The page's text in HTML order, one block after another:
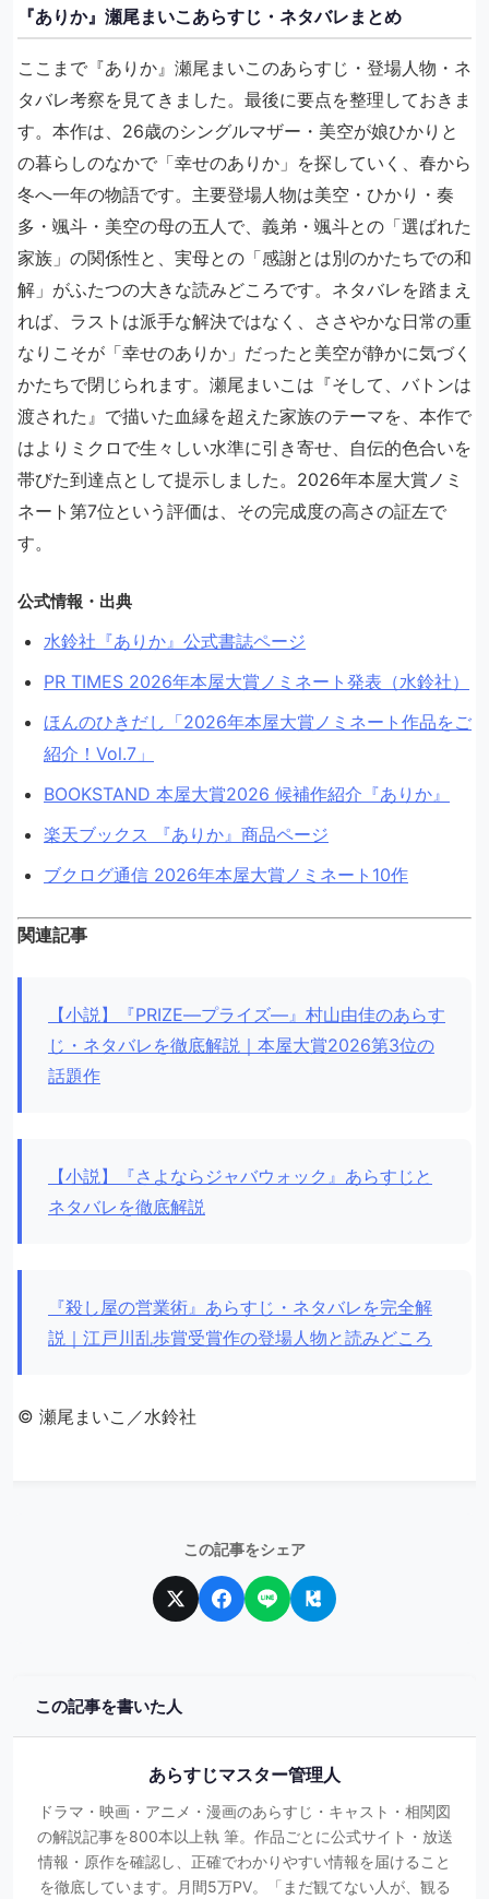
『ありか』瀬尾まいこあらすじ・ネタバレまとめ
ここまで『ありか』瀬尾まいこのあらすじ・登場人物・ネ
タバレ考察を見てきました。最後に要点を整理しておきま
す。本作は、26歳のシングルマザー・美空が娘ひかりと
の暮らしのなかで「幸せのありか」を探していく、春から
冬へ一年の物語です。主要登場人物は美空・ひかり・奏
多・颯斗・美空の母の五人で、義弟・颯斗との「選ばれた
家族」の関係性と、実母との「感謝とは別のかたちでの和
解」がふたつの大きな読みどころです。ネタバレを踏まえ
れば、ラストは派手な解決ではなく、ささやかな日常の重
なりこそが「幸せのありか」だったと美空が静かに気づく
かたちで閉じられます。瀬尾まいこは『そして、バトンは
渡された』で描いた血縁を超えた家族のテーマを、本作で
はよりミクロで生々しい水準に引き寄せ、自伝的色合いを
帯びた到達点として提示しました。2026年本屋大賞ノミ
ネート第7位という評価は、その完成度の高さの証左で
す。
公式情報・出典
水鈴社『ありか』公式書誌ページ
PR TIMES 2026年本屋大賞ノミネート発表（水鈴社）
ほんのひきだし「2026年本屋大賞ノミネート作品をご
紹介！Vol.7」
BOOKSTAND 本屋大賞2026 候補作紹介『ありか』
楽天ブックス 『ありか』商品ページ
ブクログ通信 2026年本屋大賞ノミネート10作
関連記事
【小説】『PRIZE―プライズ―』村山由佳のあらす
じ・ネタバレを徹底解説｜本屋大賞2026第3位の
話題作
【小説】『さよならジャバウォック』あらすじと
ネタバレを徹底解説
『殺し屋の営業術』あらすじ・ネタバレを完全解
説｜江戸川乱歩賞受賞作の登場人物と読みどころ
© 瀬尾まいこ／水鈴社
この記事をシェア
この記事を書いた人
あらすじマスター管理人
ドラマ・映画・アニメ・漫画のあらすじ・キャスト・相関図
の解説記事を800本以上執 筆。作品ごとに公式サイト・放送
情報・原作を確認し、正確でわかりやすい情報を届けること
を徹底しています。月間5万PV。「まだ観てない人が、観る